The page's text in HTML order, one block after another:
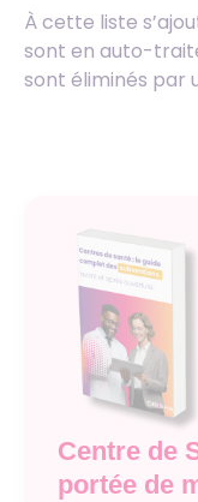
À cette liste
sont en auto-
sont éliminés par
Centre de
portée de